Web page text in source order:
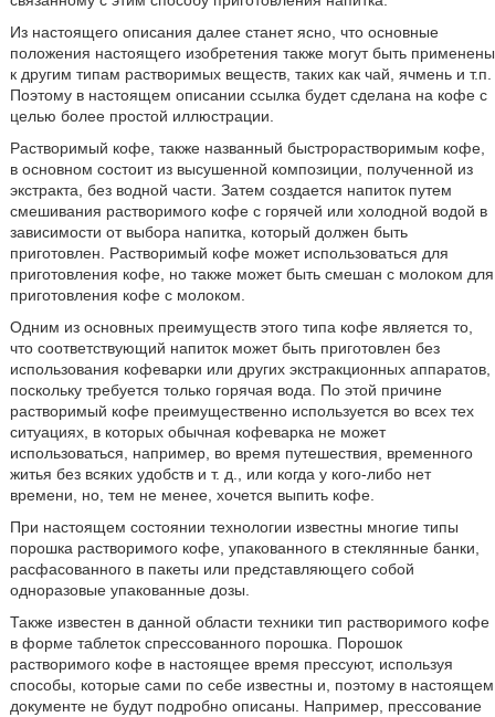
Из настоящего описания далее станет ясно, что основные
положения настоящего изобретения также могут быть применены
к другим типам растворимых веществ, таких как чай, ячмень и т.п.
Поэтому в настоящем описании ссылка будет сделана на кофе с
целью более простой иллюстрации.
Растворимый кофе, также названный быстрорастворимым кофе,
в основном состоит из высушенной композиции, полученной из
экстракта, без водной части. Затем создается напиток путем
смешивания растворимого кофе с горячей или холодной водой в
зависимости от выбора напитка, который должен быть
приготовлен. Растворимый кофе может использоваться для
приготовления кофе, но также может быть смешан с молоком для
приготовления кофе с молоком.
Одним из основных преимуществ этого типа кофе является то,
что соответствующий напиток может быть приготовлен без
использования кофеварки или других экстракционных аппаратов,
поскольку требуется только горячая вода. По этой причине
растворимый кофе преимущественно используется во всех тех
ситуациях, в которых обычная кофеварка не может
использоваться, например, во время путешествия, временного
житья без всяких удобств и т. д., или когда у кого-либо нет
времени, но, тем не менее, хочется выпить кофе.
При настоящем состоянии технологии известны многие типы
порошка растворимого кофе, упакованного в стеклянные банки,
расфасованного в пакеты или представляющего собой
одноразовые упакованные дозы.
Также известен в данной области техники тип растворимого кофе
в форме таблеток спрессованного порошка. Порошок
растворимого кофе в настоящее время прессуют, используя
способы, которые сами по себе известны и, поэтому в настоящем
документе не будут подробно описаны. Например, прессование